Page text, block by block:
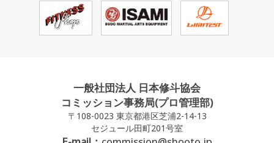
一般社団法人 日本修斗協会
コミッション事務局(プロ管理部)
〒108-0023 東京都港区芝浦2-14-13
セジュール田町201号室